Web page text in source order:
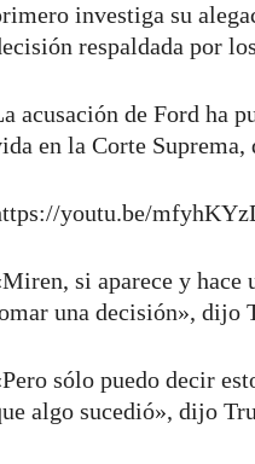
investiga su
respaldada por
acusación de Ford ha
en la Corte
youtu.be/
si aparece y hace
una decisión», dijo
sólo puedo decir
algo sucedió», dijo